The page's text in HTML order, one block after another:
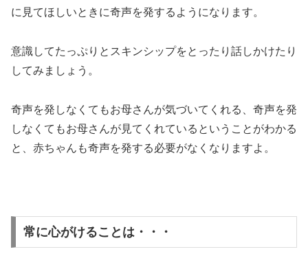
に見てほしいときに奇声を発するようになります。
意識してたっぷりとスキンシップをとったり話しかけたり
してみましょう。
奇声を発しなくてもお母さんが気づいてくれる、奇声を発
しなくてもお母さんが見てくれているということがわかる
と、赤ちゃんも奇声を発する必要がなくなりますよ。
常に心がけることは・・・